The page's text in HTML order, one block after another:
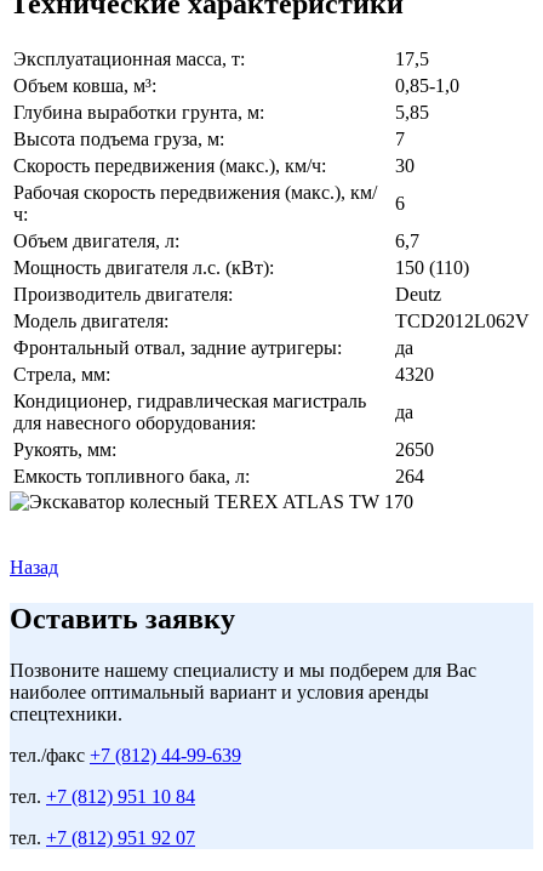
Эксплуатационная масса, т:
17,5
Объем ковша, м³:
0,85-1,0
Глубина выработки грунта, м:
5,85
Высота подъема груза, м:
7
Скорость передвижения (макс.), км/ч:
30
Рабочая скорость передвижения (макс.), км/
ч:
6
Объем двигателя, л:
6,7
Мощность двигателя л.с. (кВт):
150 (110)
Производитель двигателя:
Deutz
Модель двигателя:
TCD2012L062V
Фронтальный отвал, задние аутригеры:
да
Стрела, мм:
4320
Кондиционер, гидравлическая магистраль
для навесного оборудования:
да
Рукоять, мм:
2650
Емкость топливного бака, л:
264
Назад
Оставить заявку
Позвоните нашему специалисту и мы подберем для Вас
наиболее оптимальный вариант и условия аренды
спецтехники.
тел./факс +7 (812) 44-99-639
тел. +7 (812) 951 10 84
тел. +7 (812) 951 92 07